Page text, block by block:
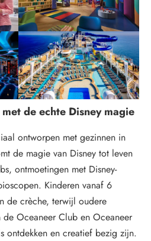
de echte Disney magie
ontworpen met gezinnen in
de magie van Disney tot leven
ontmoetingen met Disney-
Kinderen vanaf 6
de crèche, terwijl oudere
de Oceaneer Club en Oceaneer
ontdekken en creatief bezig zijn.